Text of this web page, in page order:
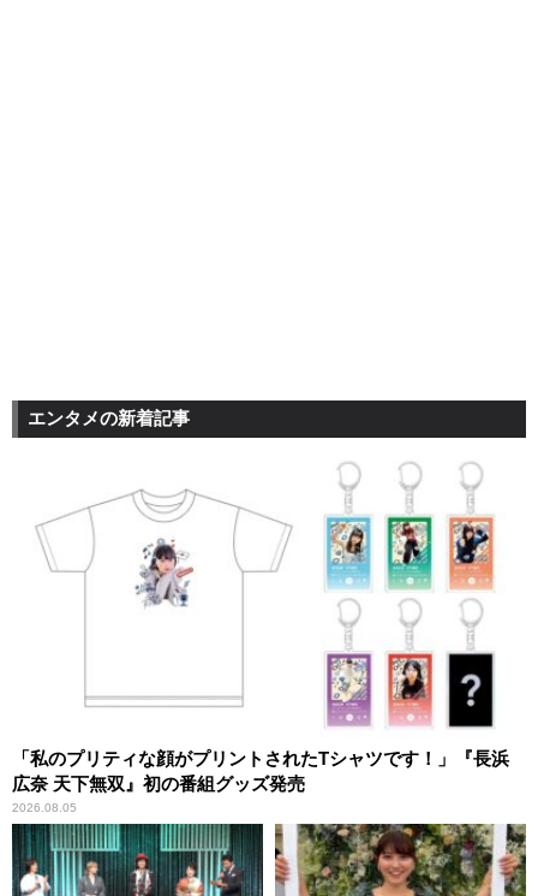
エンタメの新着記事
「私のプリティな顔がプリントされたTシャツです！」『長浜
広奈 天下無双』初の番組グッズ発売
2026.08.05